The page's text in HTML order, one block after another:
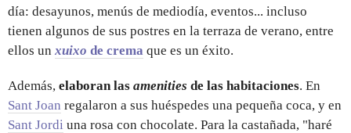
día: desayunos, menús de mediodía, eventos... incluso
tienen algunos de sus postres en la terraza de verano, entre
ellos un xuixo de crema que es un éxito.
Además, elaboran las amenities de las habitaciones. En
Sant Joan regalaron a sus huéspedes una pequeña coca, y en
Sant Jordi una rosa con chocolate. Para la castañada, "haré